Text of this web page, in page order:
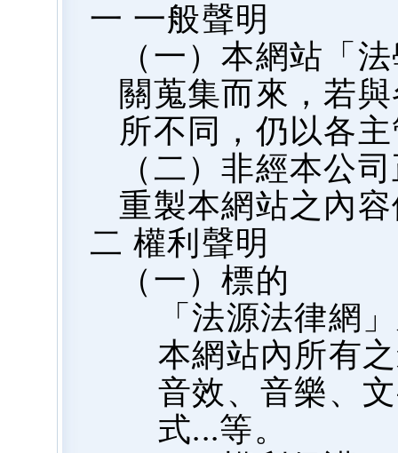
一 一般聲明
（一）本網站「
關蒐集而來，若
所不同，仍以各
（二）非經本公
重製本網站之內
二 權利聲明
（一）標的
「法源法律網
本網站內所有
音效、音樂、
式...等。